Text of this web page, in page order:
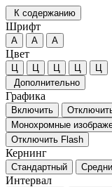
К содержанию
Шрифт
А А А
Цвет
Ц Ц Ц Ц
Ц
Дополнительно
Графика
Включить
Монохромные
Отключить Flash
Кернинг
Стандартный
Интервал